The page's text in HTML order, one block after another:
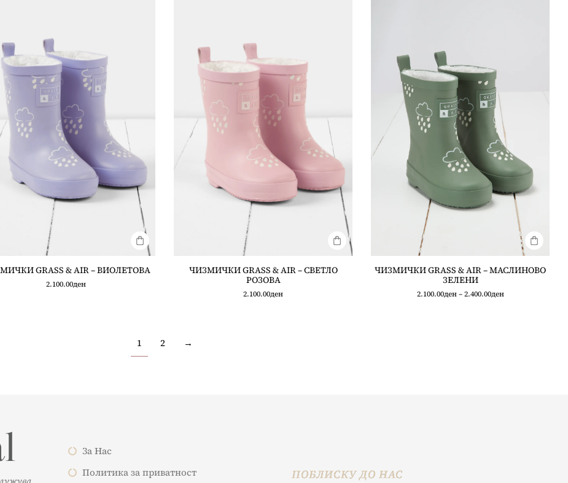
GRASS & AIR – ВИОЛЕТОВА
2.100.00ден
ЧИЗМИЧКИ GRASS & AIR – СВЕТЛО
РОЗОВА
2.100.00ден
ЧИЗМИЧКИ GRASS & AIR – МАСЛИНОВО
ЗЕЛЕНИ
2.100.00ден – 2.400.00ден
1 2 →
За Нас
Политика за приватност
ПОБЛИСКУ ДО НАС